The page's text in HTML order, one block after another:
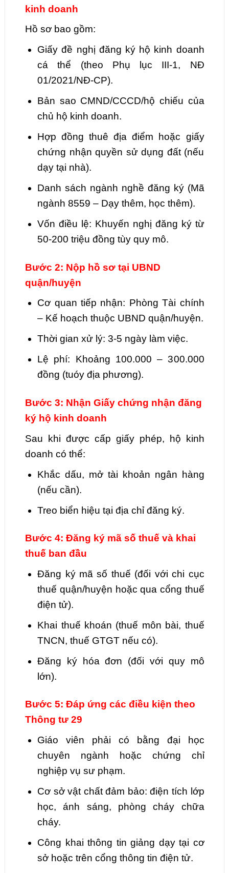
kinh doanh
Hồ sơ bao gồm:
Giấy đề nghị đăng ký hộ kinh doanh
cá thể (theo Phụ lục III-1, NĐ
01/2021/NĐ-CP).
Bản sao CMND/CCCD/hộ chiếu của
chủ hộ kinh doanh.
Hợp đồng thuê địa điểm hoặc giấy
chứng nhận quyền sử dụng đất (nếu
dạy tại nhà).
Danh sách ngành nghề đăng ký (Mã
ngành 8559 – Dạy thêm, học thêm).
Vốn điều lệ: Khuyến nghị đăng ký từ
50-200 triệu đồng tùy quy mô.
Bước 2: Nộp hồ sơ tại UBND
quận/huyện
Cơ quan tiếp nhận: Phòng Tài chính
– Kế hoạch thuộc UBND quận/huyện.
Thời gian xử lý: 3-5 ngày làm việc.
Lệ phí: Khoảng 100.000 – 300.000
đồng (tuóy địa phương).
Bước 3: Nhận Giấy chứng nhận đăng
ký hộ kinh doanh
Sau khi được cấp giấy phép, hộ kinh
doanh có thể:
Khắc dấu, mở tài khoản ngân hàng
(nếu cần).
Treo biển hiệu tại địa chỉ đăng ký.
Bước 4: Đăng ký mã số thuế và khai
thuế ban đầu
Đăng ký mã số thuế (đối với chi cục
thuế quận/huyện hoặc qua cổng thuế
điện tử).
Khai thuế khoán (thuế môn bài, thuế
TNCN, thuế GTGT nếu có).
Đăng ký hóa đơn (đối với quy mô
lớn).
Bước 5: Đáp ứng các điều kiện theo
Thông tư 29
Giáo viên phải có bằng đại học
chuyên ngành hoặc chứng chỉ
nghiệp vụ sư phạm.
Cơ sở vật chất đảm bảo: điện tích lớp
học, ánh sáng, phòng cháy chữa
cháy.
Công khai thông tin giảng dạy tại cơ
sở hoặc trên cổng thông tin điện tử.